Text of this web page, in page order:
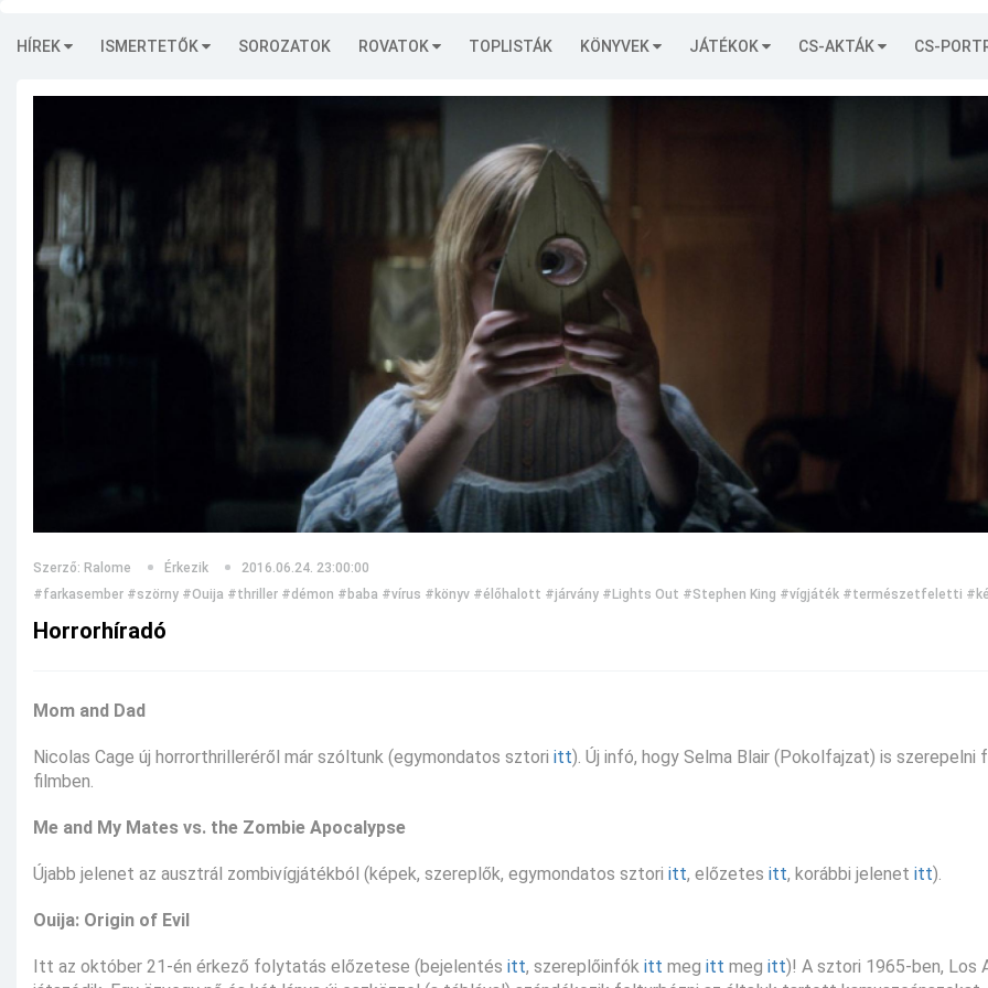
HÍREK ISMERTETŐK SOROZATOK ROVATOK TOPLISTÁK KÖNYVEK JÁTÉKOK CS-AKTÁK CS-
Szerző: Ralome Érkezik
2016.06.24. 23:00:00
#farkasember #szörny #Ouija #thriller #démon #baba #vírus #könyv #élőhalott #járvány #Lights Out #Stephen King #vígjáték #természetfeletti
Horrorhíradó
Mom and Dad
Nicolas Cage új horrorthrilleréről már szóltunk (egymondatos sztori itt). Új infó, hogy Selma Blair (Pokolfajzat) is szerepelni
filmben.
Me and My Mates vs. the Zombie Apocalypse
Újabb jelenet az ausztrál zombivígjátékból (képek, szereplők, egymondatos sztori itt, előzetes itt, korábbi jelenet itt).
Ouija: Origin of Evil
Itt az október 21-én érkező folytatás előzetese (bejelentés itt, szereplőinfók itt meg itt meg itt)! A sztori 1965-ben, Los